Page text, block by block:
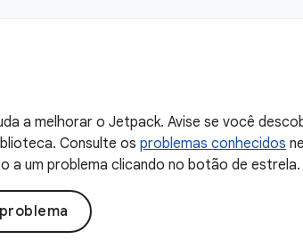
a melhorar o Jetpack. Avise se você
Consulte os problemas conhecidos
a um problema clicando no botão de estrela.